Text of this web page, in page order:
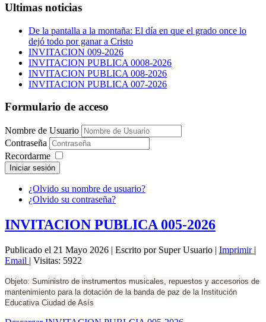
Ultimas noticias
De la pantalla a la montaña: El día en que el grado once lo
dejó todo por ganar a Cristo
INVITACION 009-2026
INVITACION PUBLICA 0008-2026
INVITACION PUBLICA 008-2026
INVITACION PUBLICA 007-2026
Formulario de acceso
Nombre de Usuario
Contraseña
Recordarme
Iniciar sesión
¿Olvido su nombre de usuario?
¿Olvido su contraseña?
INVITACION PUBLICA 005-2026
Publicado el 21 Mayo 2026 | Escrito por Super Usuario | Imprimir |
Email | Visitas: 5922
Objeto: Suministro de instrumentos musicales, repuestos y accesorios de
mantenimiento para la dotación de la banda de paz de la Institución
Educativa Ciudad de Asís